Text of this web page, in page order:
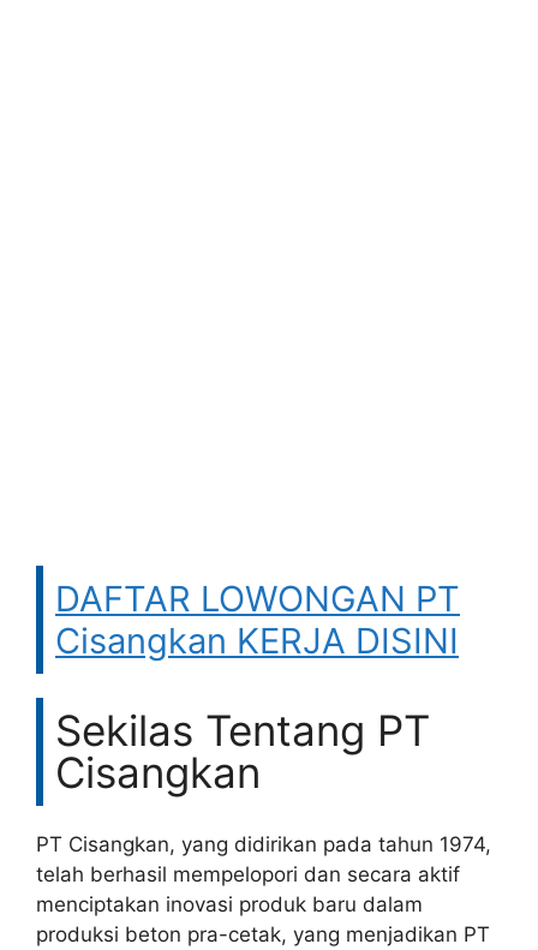
DAFTAR LOWONGAN PT
Cisangkan KERJA DISINI
Sekilas Tentang PT
Cisangkan
PT Cisangkan, yang didirikan pada tahun 1974,
telah berhasil mempelopori dan secara aktif
menciptakan inovasi produk baru dalam
produksi beton pra-cetak, yang menjadikan PT